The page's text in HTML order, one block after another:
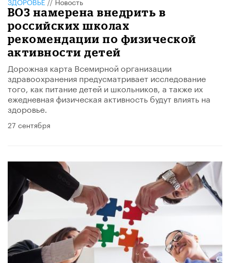
ВОЗ намерена внедрить в
российских школах
рекомендации по физической
активности детей
Дорожная карта Всемирной организации
здравоохранения предусматривает исследование
того, как питание детей и школьников, а также их
ежедневная физическая активность будут влиять на
здоровье.
27 сентября